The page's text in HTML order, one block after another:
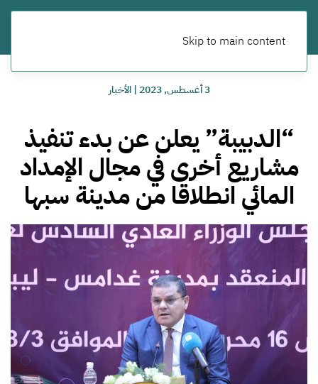
Skip to main content
3 أغسطس, 2023 |الأخبار
“الدبيبة” يعلن عن بدء تنفيذ
مشاريع أخرى في مجال الإمداد
المائي انطلاقا من مدينة سبها